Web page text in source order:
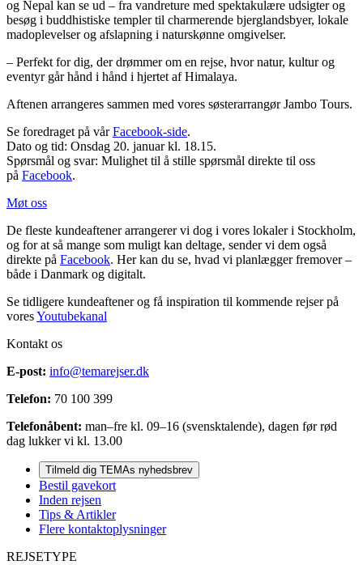
og Nepal kan se ud – fra vandreture med spektakulære udsigter og
besøg i buddhistiske templer til charmerende bjerglandsbyer, lokale
madoplevelser og afslapning i naturskønne omgivelser.
– Perfekt for dig, der drømmer om en rejse, hvor natur, kultur og
eventyr går hånd i hånd i hjertet af Himalaya.
Aftenen arrangeres sammen med vores søsterarrangør Jambo Tours.
Se foredraget på vårFacebook-side.
Dato og tid: Onsdag 20. januar kl. 18.15.
Spørsmål og svar: Mulighet til å stille spørsmål direkte til oss
på Facebook.
Møt oss
De fleste kundeaftener arrangerer vi dog i vores lokaler i Stockholm,
og for at så mange som muligt kan deltage, sender vi dem også
direkte på Facebook. Her kan du se, hvad vi planlægger fremover –
både i Danmark og digitalt.
Se tidligere kundeaftener og få inspiration til kommende rejser på
voresYoutubekanal
Kontakt os
E-post: info@temarejser.dk
Telefon: 70 100 399
Telefonåbent: man–fre kl. 09–16 (svensktalende), dagen før rød
dag lukker vi kl. 13.00
Tilmeld dig TEMAs nyhedsbrev
Bestil gavekort
Inden rejsen
Tips & Artikler
Flere kontaktoplysninger
REJSETYPE